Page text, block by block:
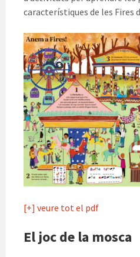
característiques de les Fires
[+] veure tot el pdf
El joc de la mosca